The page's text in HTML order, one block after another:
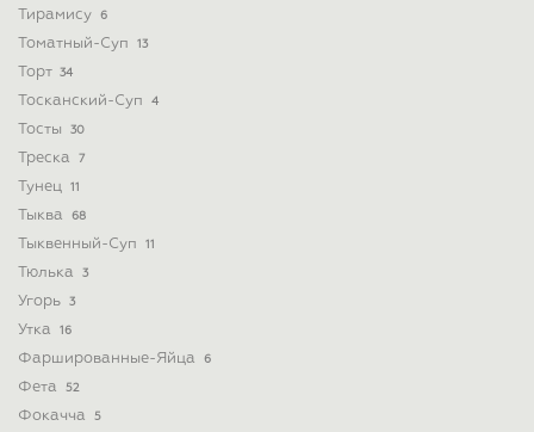
Тирамису 6
Томатный-Суп 13
Торт 34
Тосканский-Суп 4
Тосты 30
Треска 7
Тунец 11
Тыква 68
Тыквенный-Суп 11
Тюлька 3
Угорь 3
Утка 16
Фаршированные-Яйца 6
Фета 52
Фокачча 5